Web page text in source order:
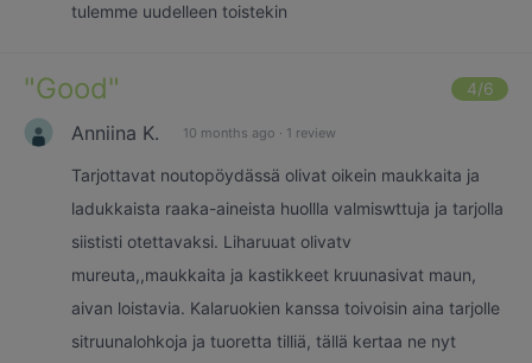
tulemme uudelleen toistekin
"Good" 4/6
Anniina K. 10 months ago · 1 review
Tarjottavat noutopöydässä olivat oikein maukkaita ja
ladukkaista raaka-aineista huollla valmiswttuja ja tarjolla
siististi otettavaksi. Liharuuat olivatv
mureuta,,maukkaita ja kastikkeet kruunasivat maun,
aivan loistavia. Kalaruokien kanssa toivoisin aina tarjolle
sitruunalohkoja ja tuoretta tilliä, tällä kertaa ne nyt